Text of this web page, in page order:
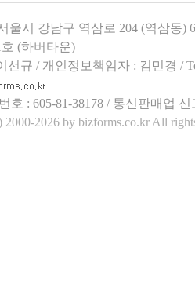
울시 강남구 역삼로 204 (역삼동)
호 (하버타운)
선규 / 개인정보책임자 : 김민경 /
호 : 605-81-38178 / 통신판매업
2000-2026 by bizforms.co.kr All